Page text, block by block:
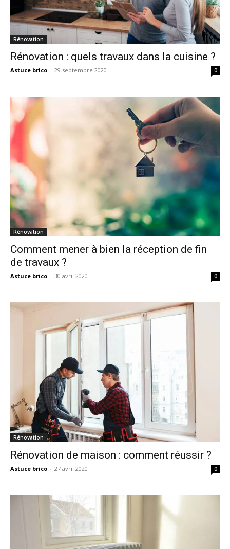
Rénovation
Rénovation : quels travaux dans la cuisine ?
Astuce brico - 29 septembre 2020 0
Rénovation
Comment mener à bien la réception de fin
de travaux ?
Astuce brico - 30 avril 2020 0
Rénovation
Rénovation de maison : comment réussir ?
Astuce brico - 27 avril 2020 0